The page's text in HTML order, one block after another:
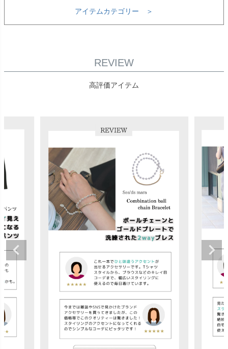
アイテムカテゴリー ＞
REVIEW
高評価アイテム